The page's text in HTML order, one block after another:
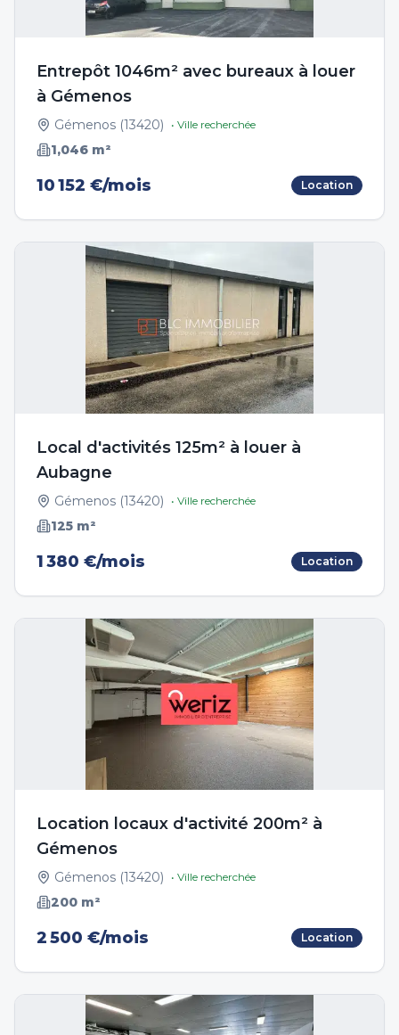
Entrepôt 1046m² avec bureaux à louer
à Gémenos
Gémenos (13420) • Ville recherchée
1,046 m²
10 152 €/mois Location
Local d'activités 125m² à louer à
Aubagne
Gémenos (13420) • Ville recherchée
125 m²
1 380 €/mois Location
Location locaux d'activité 200m² à
Gémenos
Gémenos (13420) • Ville recherchée
200 m²
2 500 €/mois Location